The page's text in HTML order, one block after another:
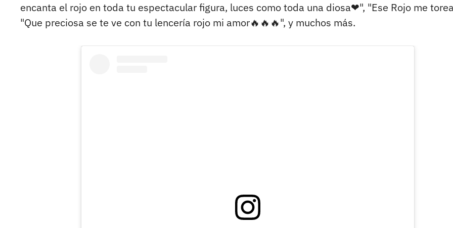
encanta el rojo en toda tu espectacular figura, luces como toda una diosa❤", "Ese Rojo me
"Que preciosa se te ve con tu lencería rojo mi amor🔥🔥🔥", y muchos más.